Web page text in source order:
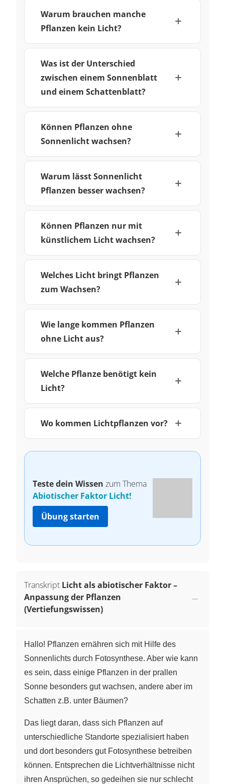
Warum brauchen manche
Pflanzen kein Licht?
Was ist der Unterschied
zwischen einem Sonnenblatt
und einem Schattenblatt?
Können Pflanzen ohne
Sonnenlicht wachsen?
Warum lässt Sonnenlicht
Pflanzen besser wachsen?
Können Pflanzen nur mit
künstlichem Licht wachsen?
Welches Licht bringt Pflanzen
zum Wachsen?
Wie lange kommen Pflanzen
ohne Licht aus?
Welche Pflanze benötigt kein
Licht?
Wo kommen Lichtpflanzen vor?
Teste dein Wissen zum Thema
Abiotischer Faktor Licht!
Übung starten
Transkript Licht als abiotischer Faktor –
Anpassung der Pflanzen
(Vertiefungswissen)
Hallo! Pflanzen ernähren sich mit Hilfe des
Sonnenlichts durch Fotosynthese. Aber wie kann
es sein, dass einige Pflanzen in der prallen
Sonne besonders gut wachsen, andere aber im
Schatten z.B. unter Bäumen?
Das liegt daran, dass sich Pflanzen auf
unterschiedliche Standorte spezialisiert haben
und dort besonders gut Fotosynthese betreiben
können. Entsprechen die Lichtverhältnisse nicht
ihren Ansprüchen, so gedeihen sie nur schlecht